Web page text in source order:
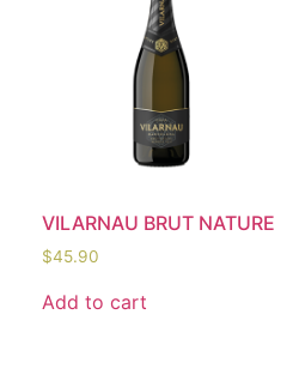
VILARNAU BRUT NATURE
$45.90
Add to cart